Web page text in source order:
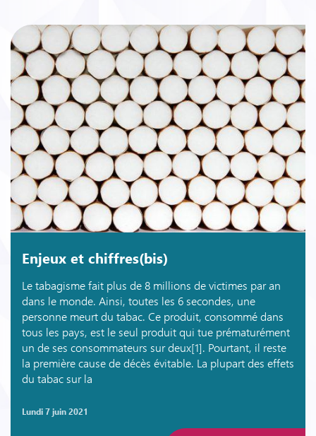
Enjeux et chiffres(bis)
Le tabagisme fait plus de 8 millions de victimes par an
dans le monde. Ainsi, toutes les 6 secondes, une
personne meurt du tabac. Ce produit, consommé dans
tous les pays, est le seul produit qui tue prématurément
un de ses consommateurs sur deux[1]. Pourtant, il reste
la première cause de décès évitable. La plupart des effets
du tabac sur la
lundi 7 juin 2021